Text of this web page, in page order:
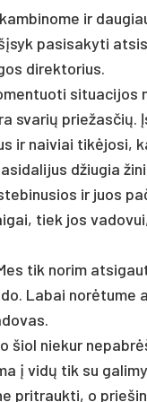
ir
pa­si­sa­ky­ti
di­rek­to­rius.
si­tua­ci­jos
sva­rių prie­žas­čių.
ir nai­viai tikė­jo­si,
džiu­gia
ir juos
tiek jos
tik no­rim
La­bai
šiol nie­kur
į vidų tik su
pri­trauk­ti, o